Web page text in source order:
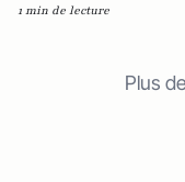
1 min de lecture
Plus